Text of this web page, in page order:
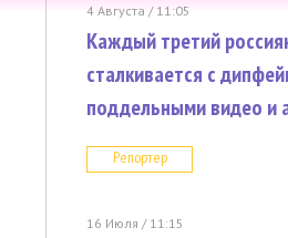
4 Августа / 11:05
Каждый третий
сталкивается с
поддельными видео и
Репортер
16 Июля / 11:15